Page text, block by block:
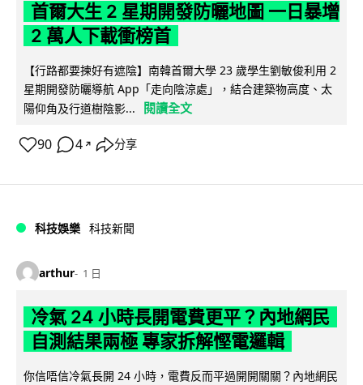
首爾大生 2 星期開發防曬地圖 一日暴增
2 萬人下載衝榜首
【行路都要揀好有遮陰】南韓首爾大學 23 歲學生劉敏俊利用 2
星期開發防曬導航 App「走向陰涼處」，結合建築物高度、太
陽仰角及行道樹陰影...
閱讀全文
90 4 ↗ 分享
科技娛樂 科技新聞
arthur 1 日
冷氣 24 小時長開電費更平？內地網民
自測結果兩極 專家拆解慳電邏輯
你信唔信冷氣長開 24 小時，電費反而平過開開關關？內地網民